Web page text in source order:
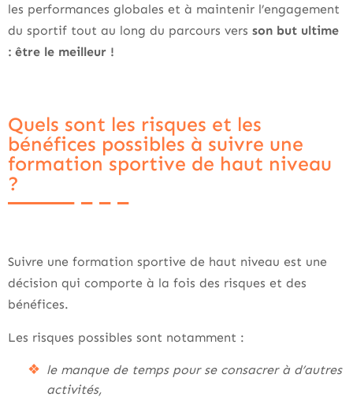
les performances globales et à maintenir l’engagement
du sportif tout au long du parcours vers son but ultime
: être le meilleur !
Quels sont les risques et les
bénéfices possibles à suivre une
formation sportive de haut niveau
?
Suivre une formation sportive de haut niveau est une
décision qui comporte à la fois des risques et des
bénéfices.
Les risques possibles sont notamment :
le manque de temps pour se consacrer à d’autres
activités,